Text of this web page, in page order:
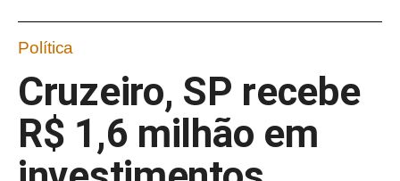
Política
Cruzeiro, SP recebe
R$ 1,6 milhão em